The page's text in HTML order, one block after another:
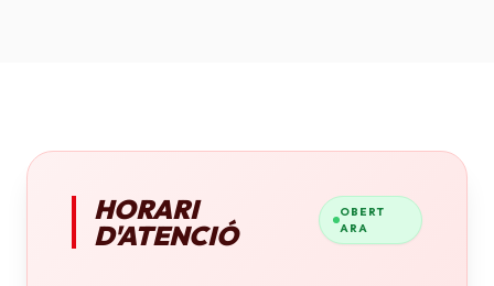
HORARI
D'ATENCIÓ
OBERT
ARA